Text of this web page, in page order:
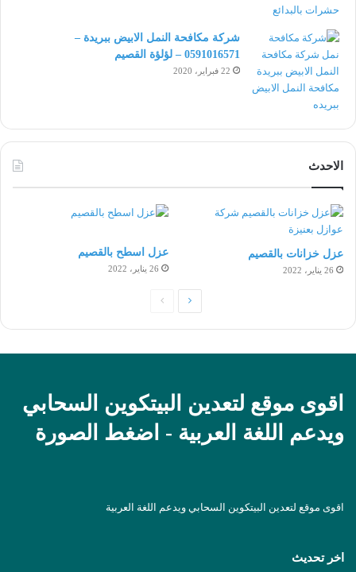
شركة مكافحة النمل الابيض ببريدة –
0591016571 – لؤلؤة القصيم
22 فبراير، 2020
الاحدث
عزل خزانات بالقصيم
26 يناير، 2022
عزل اسطح بالقصيم
26 يناير، 2022
الصفحةالصفحة
اقوى موقع لتعدين البيتكوين السحابي
ويدعم اللغة العربية - اضغط الصورة
اقوى موقع لتعدين البيتكوين السحابي ويدعم اللغة العربية
اخر تحديث